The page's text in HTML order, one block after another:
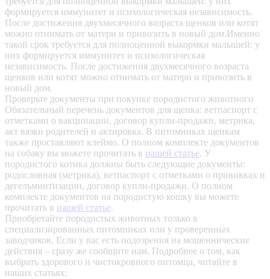
формируется иммунитет и психологическая независимость.
После достижения двухмесячного возраста щенков или котят
можно отнимать от матери и привозить в новый дом.Именно
такой срок требуется для полноценной выкормки малышей: у
них формируется иммунитет и психологическая
независимость. После достижения двухмесячного возраста
щенков или котят можно отнимать от матери и привозить в
новый дом.
Проверьте документы при покупке породистого животного
Обязательный перечень документов для щенка: ветпаспорт с
отметками о вакцинации, договор купли-продажи, метрика,
акт вязки родителей и актировка. В питомниках щенкам
также проставляют клеймо. О полном комплекте документов
на собаку вы можете прочитать в нашей статье. У
породистого котика должны быть следующие документы:
родословная (метрика), ветпаспорт с отметками о прививках и
дегельминтизации, договор купли-продажи. О полном
комплекте документов на породистую кошку вы можете
прочитать в нашей статье.
Приобретайте породистых животных только в
специализированных питомниках или у проверенных
заводчиков. Если у вас есть подозрения на мошеннические
действия – сразу же сообщите нам. Подробнее о том, как
выбрать здорового и чистокровного питомца, читайте в
наших статьях: